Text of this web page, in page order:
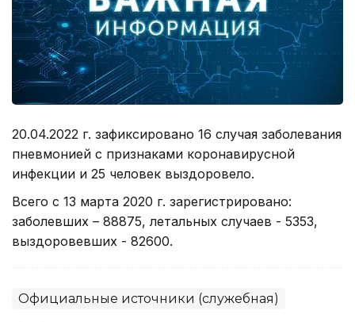
20.04.2022 г. зафиксировано 16 случая заболевания
пневмонией с признаками коронавирусной
инфекции и 25 человек выздоровело.
Всего с 13 марта 2020 г. зарегистрировано:
заболевших – 88875, летальных случаев - 5353,
выздоровевших - 82600.
Официальные источники (служебная)